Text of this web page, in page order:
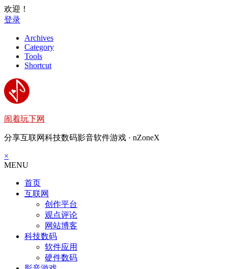
欢迎！
登录
Archives
Category
Tools
Shortcut
闹着玩下网
分享互联网科技数码影音软件游戏 · nZoneX
×
MENU
首页
互联网
创作平台
观点评论
网站博客
科技数码
软件应用
硬件数码